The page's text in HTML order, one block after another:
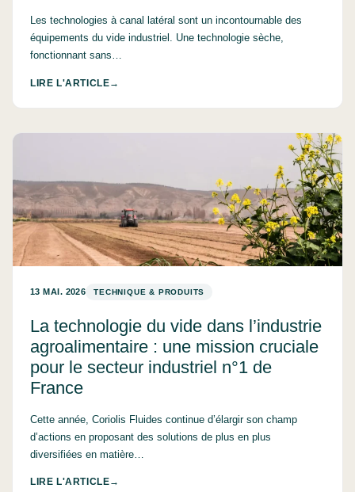
Les technologies à canal latéral sont un incontournable des
équipements du vide industriel. Une technologie sèche,
fonctionnant sans…
LIRE L'ARTICLE
13 MAI. 2026 TECHNIQUE & PRODUITS
La technologie du vide dans l’industrie
agroalimentaire : une mission cruciale
pour le secteur industriel n°1 de
France
Cette année, Coriolis Fluides continue d’élargir son champ
d’actions en proposant des solutions de plus en plus
diversifiées en matière…
LIRE L'ARTICLE